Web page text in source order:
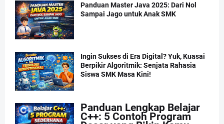
Panduan Master Java 2025: Dari Nol
Sampai Jago untuk Anak SMK
Ingin Sukses di Era Digital? Yuk, Kuasai
Berpikir Algoritmik: Senjata Rahasia
Siswa SMK Masa Kini!
Panduan Lengkap Belajar
C++: 5 Contoh Program